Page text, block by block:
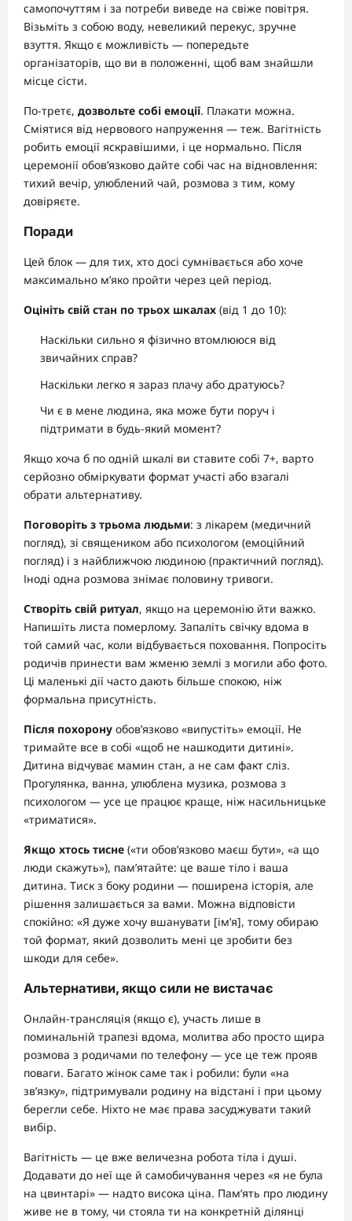
самопочуттям і за потреби виведе на свіже повітря.
Візьміть з собою воду, невеликий перекус, зручне
взуття. Якщо є можливість — попередьте
організаторів, що ви в положенні, щоб вам знайшли
місце сісти.
По-третє, дозвольте собі емоції. Плакати можна.
Сміятися від нервового напруження — теж. Вагітність
робить емоції яскравішими, і це нормально. Після
церемонії обов’язково дайте собі час на відновлення:
тихий вечір, улюблений чай, розмова з тим, кому
довіряєте.
Поради
Цей блок — для тих, хто досі сумнівається або хоче
максимально м’яко пройти через цей період.
Оцініть свій стан по трьох шкалах (від 1 до 10):
Наскільки сильно я фізично втомлююся від
звичайних справ?
Наскільки легко я зараз плачу або дратуюсь?
Чи є в мене людина, яка може бути поруч і
підтримати в будь-який момент?
Якщо хоча б по одній шкалі ви ставите собі 7+, варто
серйозно обміркувати формат участі або взагалі
обрати альтернативу.
Поговоріть з трьома людьми: з лікарем (медичний
погляд), зі священиком або психологом (емоційний
погляд) і з найближчою людиною (практичний погляд).
Іноді одна розмова знімає половину тривоги.
Створіть свій ритуал, якщо на церемонію йти важко.
Напишіть листа померлому. Запаліть свічку вдома в
той самий час, коли відбувається поховання. Попросіть
родичів принести вам жменю землі з могили або фото.
Ці маленькі дії часто дають більше спокою, ніж
формальна присутність.
Після похорону обов’язково «випустіть» емоції. Не
тримайте все в собі «щоб не нашкодити дитині».
Дитина відчуває мамин стан, а не сам факт сліз.
Прогулянка, ванна, улюблена музика, розмова з
психологом — усе це працює краще, ніж насильницьке
«триматися».
Якщо хтось тисне («ти обов’язково маєш бути», «а що
люди скажуть»), пам’ятайте: це ваше тіло і ваша
дитина. Тиск з боку родини — поширена історія, але
рішення залишається за вами. Можна відповісти
спокійно: «Я дуже хочу вшанувати [ім’я], тому обираю
той формат, який дозволить мені це зробити без
шкоди для себе».
Альтернативи, якщо сили не вистачає
Онлайн-трансляція (якщо є), участь лише в
поминальній трапезі вдома, молитва або просто щира
розмова з родичами по телефону — усе це теж прояв
поваги. Багато жінок саме так і робили: були «на
зв’язку», підтримували родину на відстані і при цьому
берегли себе. Ніхто не має права засуджувати такий
вибір.
Вагітність — це вже величезна робота тіла і душі.
Додавати до неї ще й самобичування через «я не була
на цвинтарі» — надто висока ціна. Пам’ять про людину
живе не в тому, чи стояла ти на конкретній ділянці